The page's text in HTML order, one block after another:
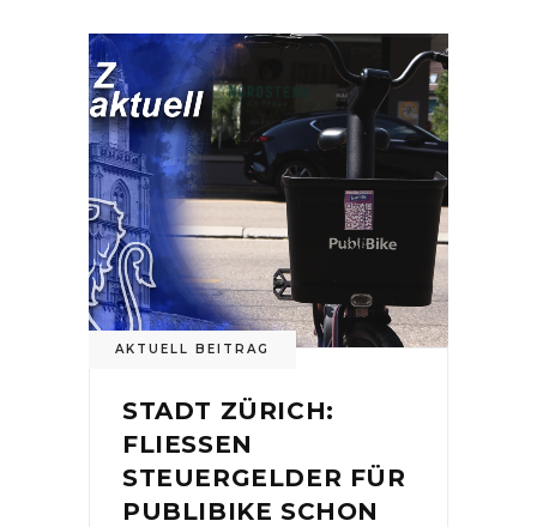
AKTUELL BEITRAG
STADT ZÜRICH:
FLIESSEN
STEUERGELDER FÜR
PUBLIBIKE SCHON